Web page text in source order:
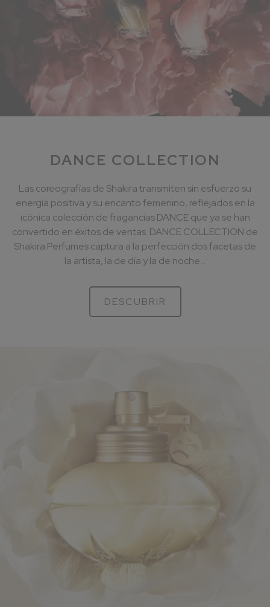
DANCE COLLECTION
Las coreografías de Shakira transmiten sin esfuerzo su
energía positiva y su encanto femenino, reflejados en la
icónica colección de fragancias DANCE que ya se han
convertido en éxitos de ventas. DANCE COLLECTION de
Shakira Perfumes captura a la perfección dos facetas de
la artista, la de día y la de noche...
DESCUBRIR